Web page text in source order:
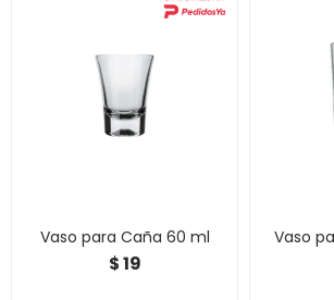
Vaso para Caña 60 ml
$19
Vaso